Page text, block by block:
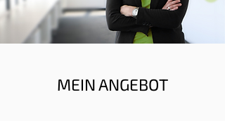
MEIN ANGEBOT